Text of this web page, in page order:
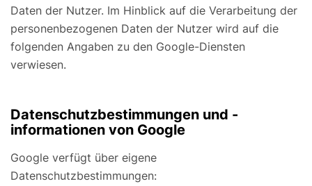
Daten der Nutzer. Im Hinblick auf die Verarbeitung der
personenbezogenen Daten der Nutzer wird auf die
folgenden Angaben zu den Google-Diensten
verwiesen.
Datenschutzbestimmungen und -
informationen von Google
Google verfügt über eigene
Datenschutzbestimmungen: